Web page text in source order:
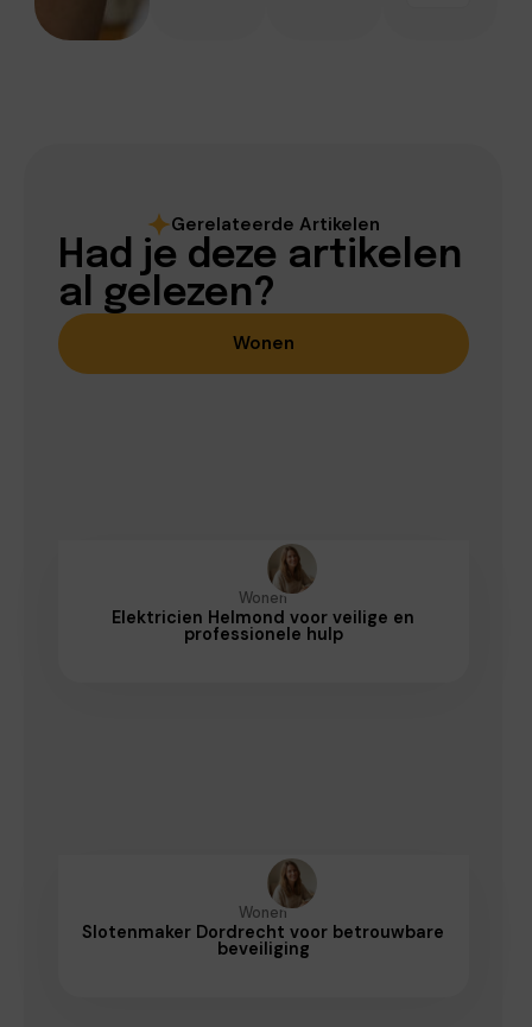
Gerelateerde Artikelen
Had je deze artikelen
al gelezen?
Wonen
Wonen
Elektricien Helmond voor veilige en
professionele hulp
Wonen
Slotenmaker Dordrecht voor betrouwbare
beveiliging